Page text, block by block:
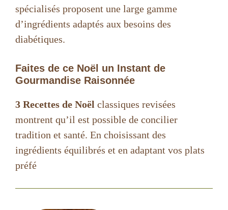
spécialisés proposent une large gamme
d’ingrédients adaptés aux besoins des
diabétiques.
Faites de ce Noël un Instant de
Gourmandise Raisonnée
3 Recettes de Noël classiques revisées
montrent qu’il est possible de concilier
tradition et santé. En choisissant des
ingrédients équilibrés et en adaptant vos plats
préfé